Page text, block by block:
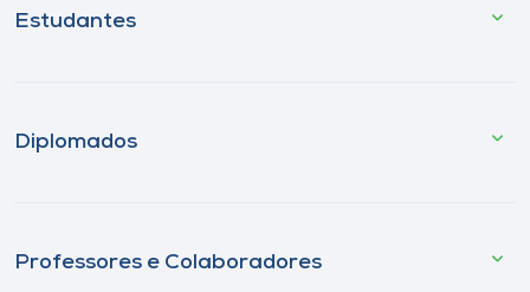
Estudantes
Diplomados
Professores e Colaboradores